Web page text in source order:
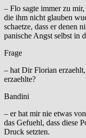
– Flo sagte immer zu
die ihm nicht glauben
schaetze, dass er denen
panische Angst selbst in
Frage
– hat Dir Florian
erzaehlte?
Bandini
– er hat mir nie etwas
das Gefuehl, dass diese
Druck setzten.